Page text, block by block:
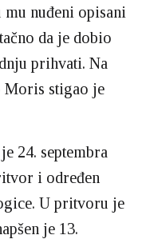
nuđeni opisani
da je dobio
prihvati. Na
Moris stigao je
24. septembra
i određen
U pritvoru je
je 13.